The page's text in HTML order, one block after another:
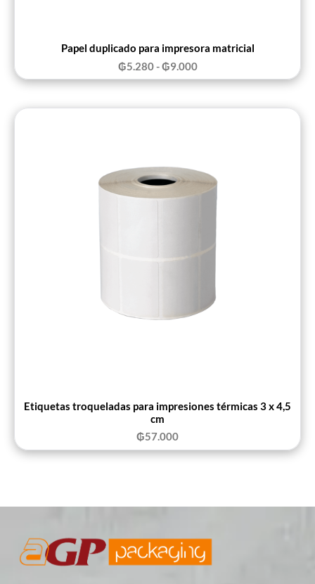
Papel duplicado para impresora matricial
₲5.280-₲9.000
Etiquetas troqueladas para impresiones térmicas 3 x 4,5
cm
₲57.000